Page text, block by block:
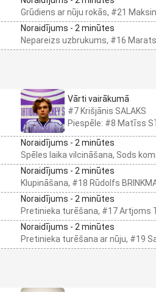
Grūdiens ar nūju rokās, #21
Noraidījums - 2 minūtes
Nepareizs uzbrukums, #16 Marats
Vārti vairākumā
#7 Krišjānis SALAKS
Piespēle: #8 Matīss
Noraidījums - 2 minūtes
Spēles laika vilcināšana, Sods
Noraidījums - 2 minūtes
Klupināšana, #18 Rūdolfs
Noraidījums - 2 minūtes
Pretinieka turēšana, #17 Artjoms
Noraidījums - 2 minūtes
Pretinieka turēšana ar nūju, #19